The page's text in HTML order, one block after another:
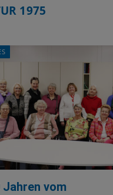
1975
Jahren vom